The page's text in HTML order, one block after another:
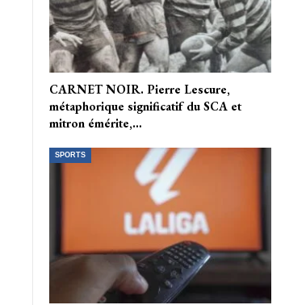
CARNET NOIR. Pierre Lescure,
métaphorique significatif du SCA et
mitron émérite,…
SPORTS